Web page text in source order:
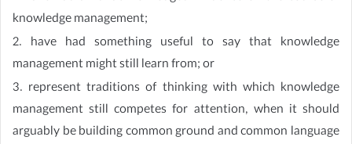
knowledge management;
2. have had something useful to say that knowledge
management might still learn from; or
3. represent traditions of thinking with which knowledge
management still competes for attention, when it should
arguably be building common ground and common language